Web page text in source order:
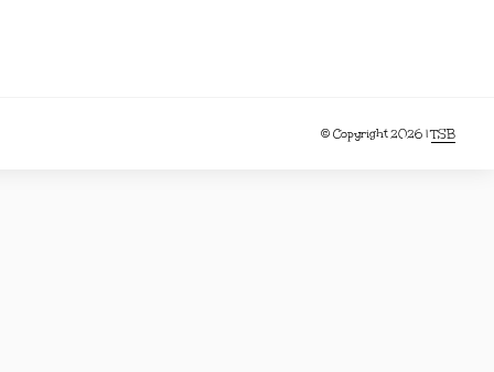
© Copyright 2026 |TSB